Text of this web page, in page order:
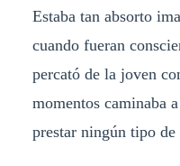
Estaba tan absorto
cuando fueran
percató de la joven
momentos caminaba
prestar ningún tipo de